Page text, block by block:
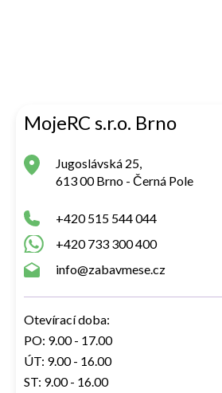
MojeRC s.r.o. Brno
Jugoslávská 25,
613 00 Brno - Černá Pole
+420 515 544 044
+420 733 300 400
info@zabavmese.cz
Otevírací doba:
PO: 9.00 - 17.00
ÚT: 9.00 - 16.00
ST: 9.00 - 16.00